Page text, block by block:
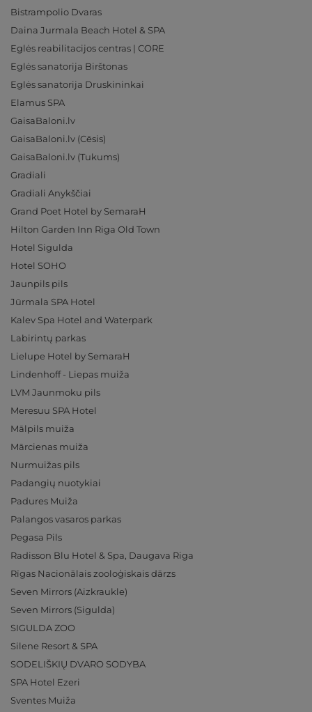
Bistrampolio Dvaras
Daina Jurmala Beach Hotel & SPA
Eglės reabilitacijos centras | CORE
Eglės sanatorija Birštonas
Eglės sanatorija Druskininkai
Elamus SPA
GaisaBaloni.lv
GaisaBaloni.lv (Cēsis)
GaisaBaloni.lv (Tukums)
Gradiali
Gradiali Anykščiai
Grand Poet Hotel by SemaraH
Hilton Garden Inn Riga Old Town
Hotel Sigulda
Hotel SOHO
Jaunpils pils
Jūrmala SPA Hotel
Kalev Spa Hotel and Waterpark
Labirintų parkas
Lielupe Hotel by SemaraH
Lindenhoff - Liepas muiža
LVM Jaunmoku pils
Meresuu SPA Hotel
Mālpils muiža
Mārcienas muiža
Nurmuižas pils
Padangių nuotykiai
Padures Muiža
Palangos vasaros parkas
Pegasa Pils
Radisson Blu Hotel & Spa, Daugava Riga
Rīgas Nacionālais zooloģiskais dārzs
Seven Mirrors (Aizkraukle)
Seven Mirrors (Sigulda)
SIGULDA ZOO
Silene Resort & SPA
SODELIŠKIŲ DVARO SODYBA
SPA Hotel Ezeri
Sventes Muiža